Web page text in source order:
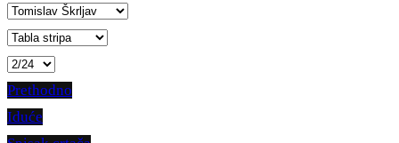
Prethodno
Iduće